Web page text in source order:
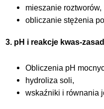
mieszanie roztworów,
obliczanie stężenia
3. pH i reakcje kwas-
Obliczenia pH
hydroliza soli,
wskaźniki i równania